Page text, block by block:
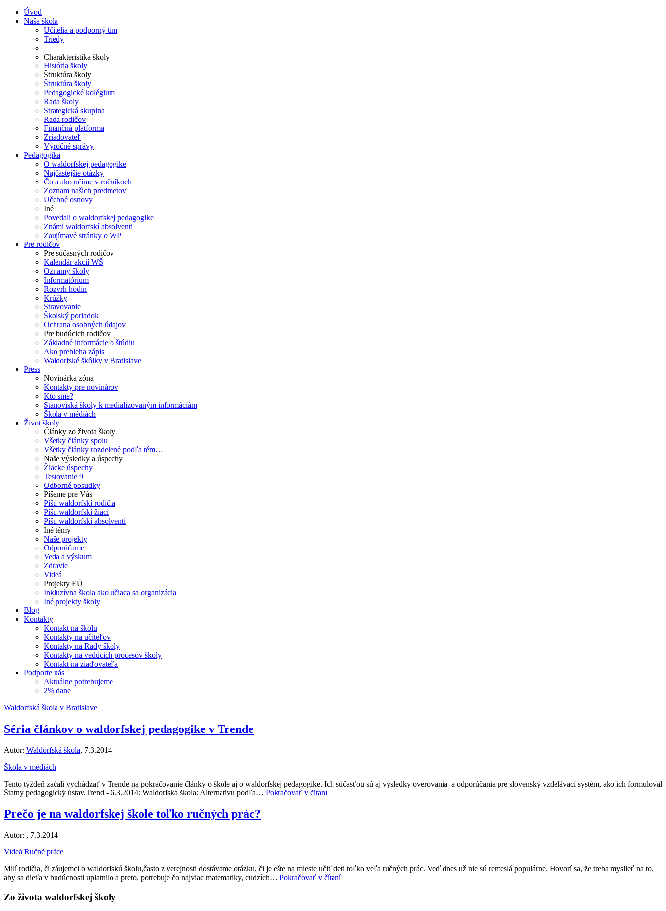
Úvod
Naša škola
Učitelia a podporný tím
Triedy
Charakteristika školy
História školy
Štruktúra školy
Štruktúra školy
Pedagogické kolégium
Rada školy
Strategická skupina
Rada rodičov
Finančná platforma
Zriadovateľ
Výročné správy
Pedagogika
O waldorfskej pedagogike
Najčastejšie otázky
Čo a ako učíme v ročníkoch
Zoznam našich predmetov
Učebné osnovy
Iné
Povedali o waldorfskej pedagogike
Známi waldorfskí absolventi
Zaujímavé stránky o WP
Pre rodičov
Pre súčasných rodičov
Kalendár akcií WŠ
Oznamy školy
Informatórium
Rozvrh hodín
Krúžky
Stravovanie
Školský poriadok
Ochrana osobných údajov
Pre budúcich rodičov
Základné informácie o štúdiu
Ako prebieha zápis
Waldorfské škôlky v Bratislave
Press
Novinárka zóna
Kontakty pre novinárov
Kto sme?
Stanoviská školy k medializovaným informáciám
Škola v médiách
Život školy
Články zo života školy
Všetky články spolu
Všetky články rozdelené podľa tém…
Naše výsledky a úspechy
Žiacke úspechy
Testovanie 9
Odborné posudky
Píšeme pre Vás
Píšu waldorfskí rodičia
Píšu waldorfskí žiaci
Píšu waldorfskí absolventi
Iné témy
Naše projekty
Odporúčame
Veda a výskum
Zdravie
Videá
Projekty EÚ
Inkluzívna škola ako učiaca sa organizácia
Iné projekty školy
Blog
Kontakty
Kontakt na školu
Kontakty na učiteľov
Kontakty na Rady školy
Kontakty na vedúcich procesov školy
Kontakt na ziaďovateľa
Podporte nás
Aktuálne potrebujeme
2% dane
Waldorfská škola v Bratislave
Séria článkov o waldorfskej pedagogike v Trende
Autor: Waldorfská škola, 7.3.2014
Škola v médiách
Tento týždeň začali vychádzať v Trende na pokračovanie články o škole aj o waldorfskej pedagogike. Ich súčasťou sú aj výsledky overovania a odporúčania pre slovenský vzdelávací systém, ako ich formuloval
Štátny pedagogický ústav.Trend - 6.3.2014: Waldorfská škola: Alternatívu podľa… Pokračovať v čítaní
Prečo je na waldorfskej škole toľko ručných prác?
Autor: , 7.3.2014
Videá Ručné práce
Milí rodičia, či záujemci o waldorfskú školu,často z verejnosti dostávame otázku, či je ešte na mieste učiť deti toľko veľa ručných prác. Veď dnes už nie sú remeslá populárne. Hovorí sa, že treba myslieť na to,
aby sa dieťa v budúcnosti uplatnilo a preto, potrebuje čo najviac matematiky, cudzích… Pokračovať v čítaní
Zo života waldorfskej školy